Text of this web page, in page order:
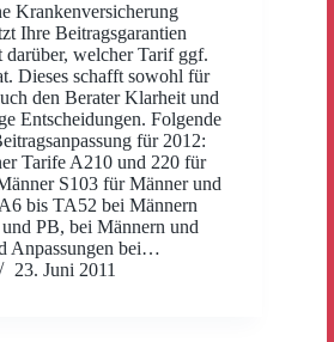
Krankenversicherung
Ihre Beitragsgarantien
darüber, welcher Tarif ggf.
Dieses schafft sowohl für
den Berater Klarheit und
Entscheidungen. Folgende
für 2012:
Tarife A210 und 220 für
S103 für Männer und
bis TA52 bei Männern
PB, bei Männern und
Anpassungen bei…
23. Juni 2011